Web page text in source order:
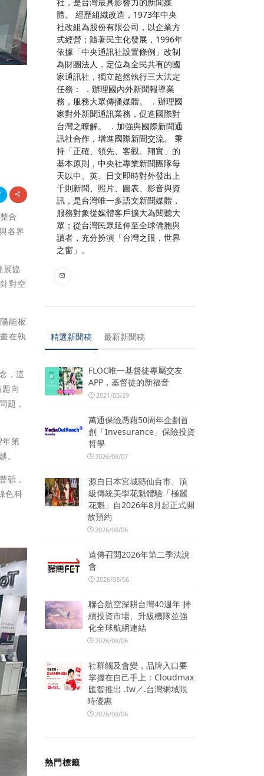
合
各界
協
對空
能板
在執
，這
向
題，
第
。
碩，
色科
體。 經歷組織改造，1973年中央
社改組為股份有限公司，以企業方
式經營；隨著民主化發展，1996年
依據「中央通訊社設置條例」改制
為財團法人，定位為全民共有的國
家通訊社，獨立超然執行三大法定
任務： ．辦理國內外新聞報導業
務，服務大眾傳播媒體。 ．辦理國
家對外新聞通訊業務，促進國際對
台灣之瞭解。 ．加強與國際新聞通
訊社合作，增進國際新聞交流。 秉
持「正確、領先、客觀、翔實」的
基本原則，中央社專業新聞團隊每
天以中、英、日文即時對外發出上
千則新聞、照片、圖表、影音與資
訊，是台灣唯一多語文新聞媒體，
服務對象從媒體客戶擴大為閱聽大
眾；從台灣民眾延伸至全球僑胞與
讀者，充分扮演「台灣之眼，世界
之窗」。
精選新聞稿 最新新聞稿
FLOC唯一基督徒專屬交友
APP，基督徒的新福音
2021/03/29
萬通保險憑藉50周年企劃首
創「Invesurance」保險投資
哲學
2026/08/07
源自日本宮城縣仙台市、頂
級傳統美學花魁體驗「極麗
花魁」自2026年8月起正式開
放預約
2026/08/06
遠傳召開2026年第二季法說
會
2026/08/06
聯合航空深耕台灣40週年 持
續投資市場、升級機隊並強
化全球航網連結
2026/08/06
社群觸及會變，品牌入口要
掌握在自己手上：Cloudmax
匯智推出 .tw／.台灣網域限
時優惠
2026/08/06
熱門標籤